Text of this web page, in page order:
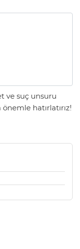
ve suç unsuru
hatırlatırız!